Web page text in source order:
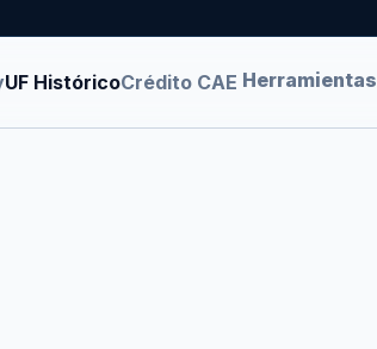
UF HistóricoCrédito CAE Herramientas